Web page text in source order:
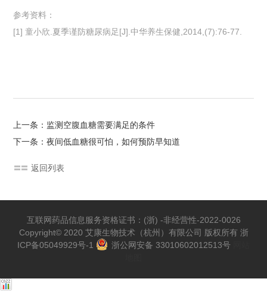
参考资料：
[1] 童小欣.夏季谨防糖尿病足[J].中华养生保健,2014,(7):76-77.
上一条：监测空腹血糖需要满足的条件
下一条：夜间低血糖很可怕，如何预防早知道
返回列表
互联网药品信息服务资格证书：(浙) -非经营性-2022-0026
Copyright© 2020 艾康生物技术（杭州）有限公司 版权所有 浙
ICP备05049929号-1
浙公网安备 33010602012513号